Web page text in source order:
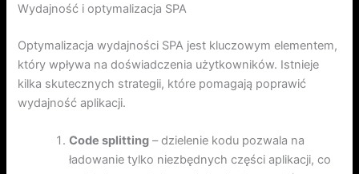
Wydajność i optymalizacja SPA
Optymalizacja wydajności SPA jest kluczowym elementem,
który wpływa na doświadczenia użytkowników. Istnieje
kilka skutecznych strategii, które pomagają poprawić
wydajność aplikacji.
Code splitting – dzielenie kodu pozwala na
ładowanie tylko niezbędnych części aplikacji, co